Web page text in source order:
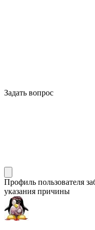
Задать вопрос
Профиль пользователя
указания причины